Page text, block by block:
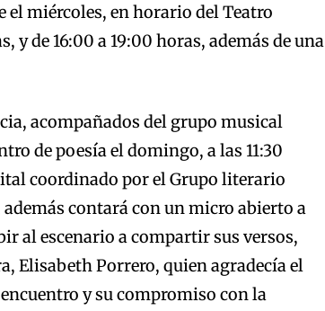
el miércoles, en horario del Teatro
y de 16:00 a 19:00 horas, además de una
acompañados del grupo musical
de poesía el domingo, a las 11:30
coordinado por el Grupo literario
además contará con un micro abierto a
al escenario a compartir sus versos,
Elisabeth Porrero, quien agradecía el
y su compromiso con la